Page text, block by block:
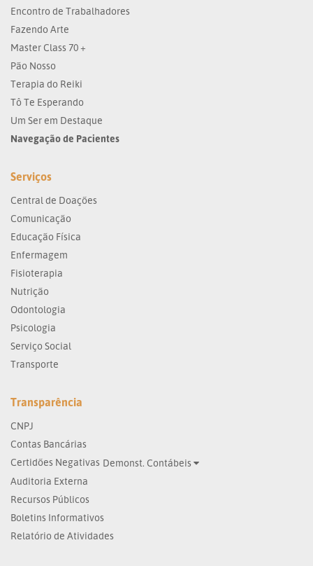
Encontro de Trabalhadores
Fazendo Arte
Master Class 70 +
Pão Nosso
Terapia do Reiki
Tô Te Esperando
Um Ser em Destaque
Navegação de Pacientes
Serviços
Central de Doações
Comunicação
Educação Física
Enfermagem
Fisioterapia
Nutrição
Odontologia
Psicologia
Serviço Social
Transporte
Transparência
CNPJ
Contas Bancárias
Certidões Negativas Demonst. Contábeis
Auditoria Externa
Recursos Públicos
Boletins Informativos
Relatório de Atividades